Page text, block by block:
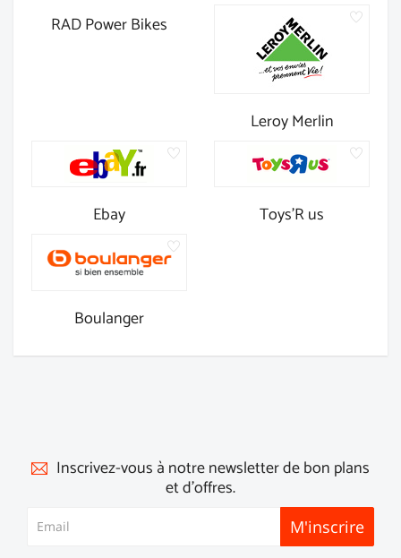
RAD Power Bikes
Leroy Merlin
Ebay Toys'R us
Boulanger
Inscrivez-vous à notre newsletter de bon plans
et d'offres.
M'inscrire